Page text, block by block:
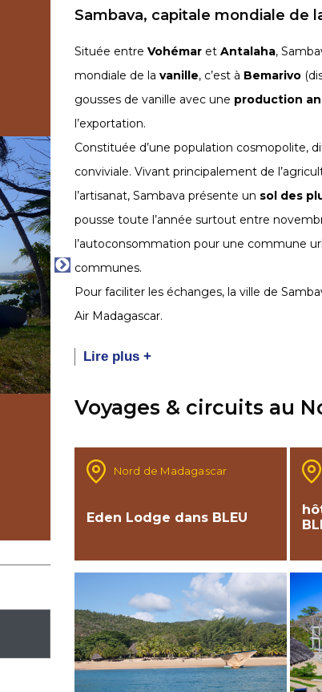
Sambava, capitale mondiale de
Située entre Vohémar et Antalaha,
mondiale de la vanille, c’est à Bemarivo
gousses de vanille avec une production
l’exportation.
Constituée d’une population cosmopolite,
conviviale. Vivant principalement de
l’artisanat, Sambava présente un sol des
pousse toute l’année surtout entre
l’autoconsommation pour une commune
communes.
Pour faciliter les échanges, la ville de
Air Madagascar.
Lire plus +
Voyages & circuits au
Nord de Madagascar
Eden Lodge dans BLEU